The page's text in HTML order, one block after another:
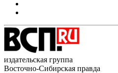
издательская группа
Восточно-Сибирская правда